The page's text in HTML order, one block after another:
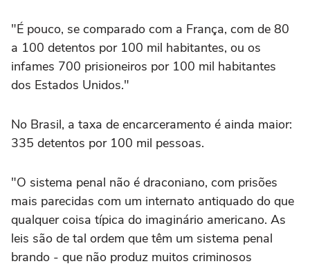
"É pouco, se comparado com a França, com de 80
a 100 detentos por 100 mil habitantes, ou os
infames 700 prisioneiros por 100 mil habitantes
dos Estados Unidos."
No Brasil, a taxa de encarceramento é ainda maior:
335 detentos por 100 mil pessoas.
"O sistema penal não é draconiano, com prisões
mais parecidas com um internato antiquado do que
qualquer coisa típica do imaginário americano. As
leis são de tal ordem que têm um sistema penal
brando - que não produz muitos criminosos